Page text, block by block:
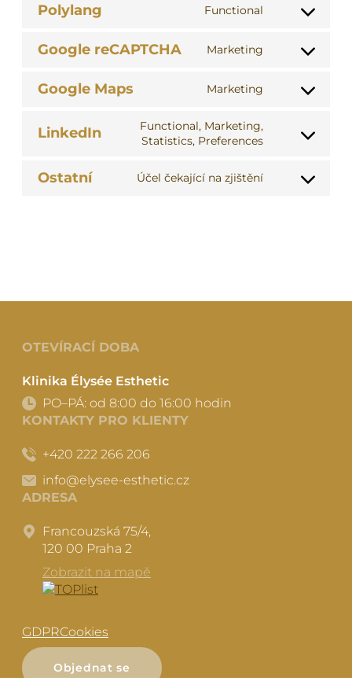
analytics
service
Polylang Functional
Consent
service
Google reCAPTCHA Marketing
Consent
service
Google Maps Marketing
Consent
service
LinkedIn
Functional, Marketing,
Statistics, Preferences
Consent
service
Ostatní Účel čekající na zjištění
Consent
OTEVÍRACÍ DOBA
Klinika Élysée Esthetic
PO–PÁ: od 8:00 do 16:00 hodin
KONTAKTY PRO KLIENTY
+420 222 266 206
info@elysee-esthetic.cz
ADRESA
Francouzská 75/4,
120 00 Praha 2
Zobrazit na mapě
GDPRCookies
Objednat se